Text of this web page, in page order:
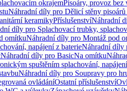
okrajemPisoáry, provoz bez
Náhradní díly pro Dělicí stěny pisoárů
keramikyPříslušenstvíNáhradní
díly pro Splachovací trubky,
omítkuNáhradní díly pro Montáž pod
napájení z baterieNáhradní díly
Náhradní díly pro BasicNa omítku
spuštěním splachování,
Náhradní díly pro Soupravy pro
ovládáníOstatní příslušenství